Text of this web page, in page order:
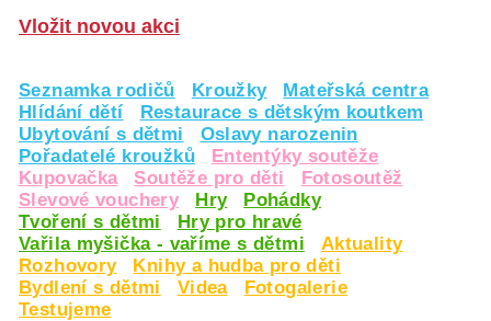
Vložit novou akci
Seznamka rodičů Kroužky
Mateřská centra
Hlídání dětí
Restaurace s dětským koutkem
Ubytování s dětmi
Oslavy narozenin
Pořadatelé kroužků
Ententýky soutěže
Kupovačka
Soutěže pro děti
Fotosoutěž
Slevové vouchery
Hry
Pohádky
Tvoření s dětmi
Hry pro hravé
Vařila myšička - vaříme s dětmi
Aktuality
Rozhovory
Knihy a hudba pro děti
Bydlení s dětmi
Videa
Fotogalerie
Testujeme